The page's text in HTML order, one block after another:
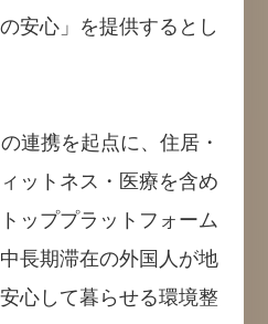
安心」を提供するとし
連携を起点に、住居・
ットネス・医療を含め
ッププラットフォーム
長期滞在の外国人が地
心して暮らせる環境整